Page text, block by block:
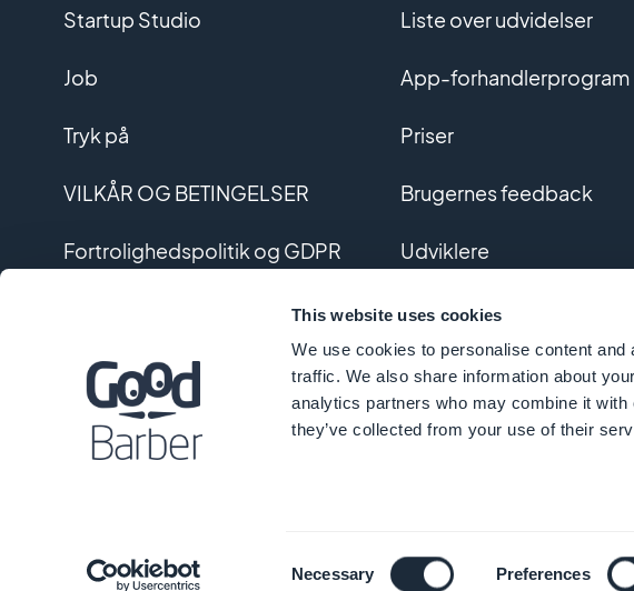
This website uses cookies
We use cookies to personalise content
traffic. We also share information about
analytics partners who may combine it with
they’ve collected from your use of their
Necessary Preferences
Startup Studio
Job
Tryk på
VILKÅR OG BETINGELSER
Fortrolighedspolitik og GDPR
Liste over udvidelser
App-forhandlerprogram
Priser
Brugernes feedback
Udviklere
Udvikling af
Ordliste